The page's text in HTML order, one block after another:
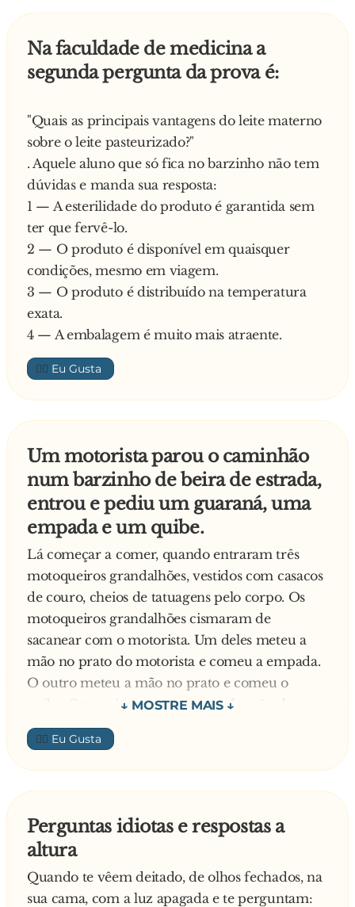
carregue.
aquele cumprimento havia sido importante
Na saída para o almoço, minha secretária
interpelou-me dizendo:
juntos, já que é um dia tão importante para o
senhor?
Achei a ideia ótima e nos dirigimos até um
restaurante bem agradável, pouco afastado da
cidade. O almoço correu em clima bem
descontraído e eu já havia até me esquecido das
decepções que tive pela manhã. Foi então que
minha secretária sugeriu:
— Está um dia tão agradável que acho que
podíamos ir até minha casa tomar um drink e
relaxar um pouco.
Fui todo animado, já antevendo o que poderia
ocorrer em sua casa. Chegando lá ela me disse:
— Sirva-se à vontade. O barzinho fica logo ali.
Eu vou colocar algo mais confortável e já volto.
surgiram de dentro do quarto dela, minha
mulher, meu filho, minha mãe e a secretária
gritando:
— Feliz aniversário!
E lá estava eu, nu, só de meias, deitado no sofá.
Na faculdade de medicina a
segunda pergunta da prova é:
"Quais as principais vantagens do leite materno
sobre o leite pasteurizado?"
. Aquele aluno que só fica no barzinho não tem
dúvidas e manda sua resposta:
1 — A esterilidade do produto é garantida sem
ter que fervê-lo.
2 — O produto é disponível em quaisquer
condições, mesmo em viagem.
3 — O produto é distribuído na temperatura
exata.
4 — A embalagem é muito mais atraente.
👍🏼
Um motorista parou o caminhão
num barzinho de beira de estrada,
entrou e pediu um guaraná, uma
empada e um quibe.
Lá começar a comer, quando entraram três
motoqueiros grandalhões, vestidos com casacos
de couro, cheios de tatuagens pelo corpo. Os
motoqueiros grandalhões cismaram de
sacanear com o motorista. Um deles meteu a
mão no prato do motorista e comeu a empada.
O outro meteu a mão no prato e comeu o
quibe. O terceiro tomou o copo da mão do
motorista e bebeu o guaraná. E o motorista
continuou calado. Não disse nada, tirou o
dinheiro do bolso, pagou e saiu. Os motoqueiros
começaram a rir e comentaram com o garçom:
deixa muito a desejar.
— E como motorista também deixa muito a
desejar — falou o garçom olhando pro
estacionamento do bar. — Ele acaba de passar
👍🏼
Perguntas idiotas e respostas a
altura
Quando te vêem deitado, de olhos fechados, na
sua cama, com a luz apagada e te perguntam: